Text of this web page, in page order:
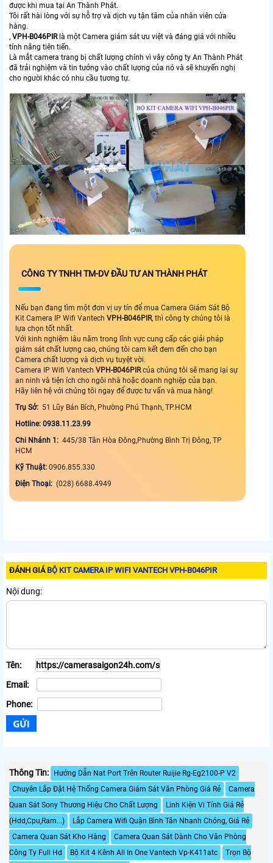
được khi mua tại An Thành Phát.
Tôi rất hài lòng với sự hỗ trợ và dịch vụ tận tâm của nhân viên cửa
hàng.
, VPH-B046PIRlà một Camera giám sát ưu việt và đáng giá với nhiều
tính năng tiên tiến.
Là mắt camera trang bị chất lượng chính vì vây công ty An Thành Phát
đã trải nghiệm và tin tưởng vào chất lượng của nó và sẽ khuyến nghị
cho người khác có nhu cầu tương tự.
CÔNG TY TNHH TM-DV ĐẦU TƯ AN THÀNH PHÁT
Nếu bạn đang tìm một đơn vị uy tín để mua Camera Giám Sát Bộ
Kit Camera IP Wifi Vantech VPH-B046PIR, thì công ty chúng tôi là
lựa chọn tốt nhất.
Với kinh nghiệm lâu năm trong lĩnh vực cung cấp các giải pháp
giám sát chất lượng cao, chúng tôi cam kết đem đến cho bạn
Camera chất lượng và dịch vụ tuyệt vời.
Camera IP Wifi Vantech VPH-B046PIRcủa chúng tôi sẽ mang lại sự
an ninh và tiện ích cho ngôi nhà hoặc doanh nghiệp của bạn.
Hãy liên hệ với chúng tôi ngay để được tư vấn và mua hàng!
Trụ Sở: 51 Lũy Bán Bích, Phường Phú Thạnh, TP.HCM
Hotline: 0938.11.23.99
Chi Nhánh 1: 445/38 Tân Hòa Đông,Phường Bình Trị Đông, TP
HCM
Kỹ Thuật: 0906.855.330
Điện Thoại: (028) 6688.4949
ĐÁNH GIÁ BỘ KIT CAMERA IP WIFI VANTECH VPH-B046PIR
Nội dung:
Tên:
Email:
Phone:
Thông Tin:
Hướng Dẫn Nat Port Trên Router Ruijie Rg-Eg2100-P V2
Chuyên Lắp Đặt Hệ Thống Camera Giám Sát Văn Phòng Giá Rẻ
Camera
Quan Sát Sony Thương Hiệu Cho Chất Lượng
Linh Kiện Vi Tính Giá Rẻ
(Hdd,Cpu,Ram...)
Lắp Camera Wifi Quận Bình Tân Nhanh Chóng, Giá Rẻ
Camera Quan Sát Kho Hàng
Camera Quan Sát Dành Cho Văn Phòng
Công Ty Full Hd
Bộ Kit 4 Kênh All In One Vantech Vp-K411atc
Trọn Bộ